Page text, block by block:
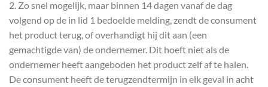
2. Zo snel mogelijk, maar binnen 14 dagen vanaf de dag
volgend op de in lid 1 bedoelde melding, zendt de consument
het product terug, of overhandigt hij dit aan (een
gemachtigde van) de ondernemer. Dit hoeft niet als de
ondernemer heeft aangeboden het product zelf af te halen.
De consument heeft de terugzendtermijn in elk geval in acht